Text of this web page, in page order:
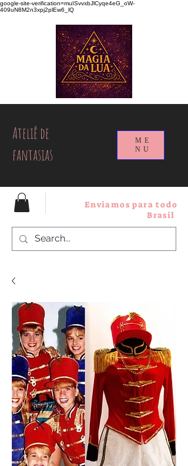
google-site-verification=muISvvxbJlCyqe4eG_oW-
409uN8M2n3xpj2plEw6_lQ
Ateliê de
fantasias
ME
NU
Enviamos para todo
Brasil